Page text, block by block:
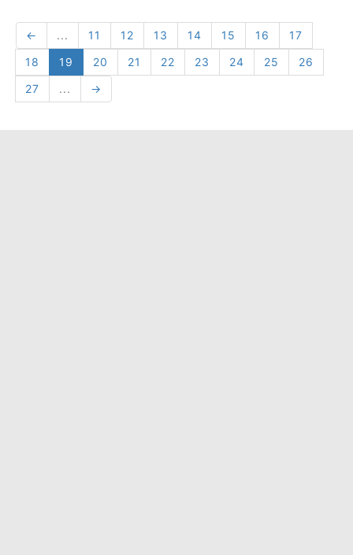
← ... 11 12 13 14 15 16
17
18
19 20 21 22 23 24 25
26
27
... →